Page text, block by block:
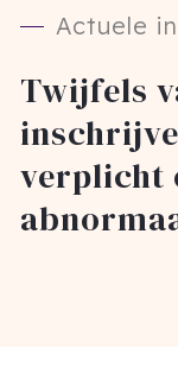
Actuele
Twijfels
verplicht